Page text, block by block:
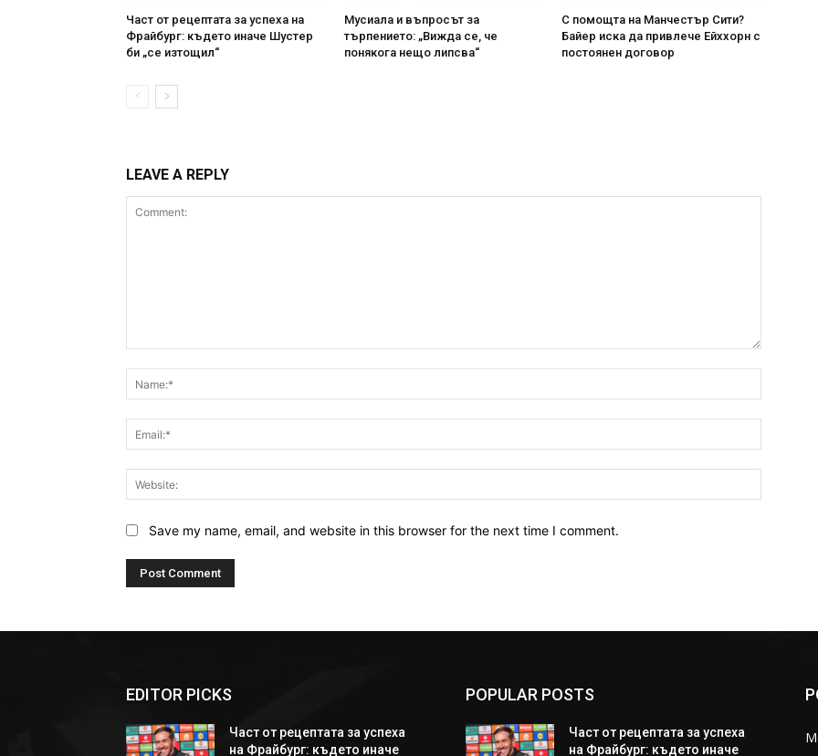
Част от рецептата за успеха на
Фрайбург: където иначе Шустер
би „се изтощил“
Мусиала и въпросът за
търпението: „Вижда се, че
понякога нещо липсва“
С помощта на Манчестър Сити?
Байер иска да привлече Ейххорн с
постоянен договор
LEAVE A REPLY
Save my name, email, and website in this browser for the next time I comment.
EDITOR PICKS
Част от рецептата за успеха
на Фрайбург: където иначе
POPULAR POSTS
Част от рецептата за успеха
на Фрайбург: където иначе